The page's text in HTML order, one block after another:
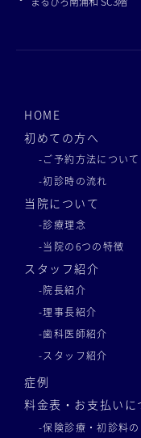
HOME
初めての方へ
-ご予約方法について
-初診時の流れ
当院について
-診療理念
-当院の6つの特徴
スタッフ紹介
-院長紹介
-理事長紹介
-歯科医師紹介
-スタッフ紹介
症例
料金表・お支払いに
-保険診療・初診料